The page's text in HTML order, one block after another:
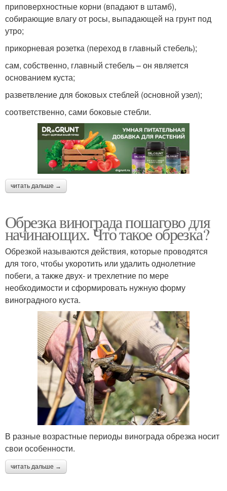
приповерхностные корни (впадают в штамб),
собирающие влагу от росы, выпадающей на грунт под
утро;
прикорневая розетка (переход в главный стебель);
сам, собственно, главный стебель – он является
основанием куста;
разветвление для боковых стеблей (основной узел);
соответственно, сами боковые стебли.
читать дальше →
Обрезка винограда пошагово для
начинающих. Что такое обрезка?
Обрезкой называются действия, которые проводятся
для того, чтобы укоротить или удалить однолетние
побеги, а также двух- и трехлетние по мере
необходимости и сформировать нужную форму
виноградного куста.
В разные возрастные периоды винограда обрезка носит
свои особенности.
читать дальше →